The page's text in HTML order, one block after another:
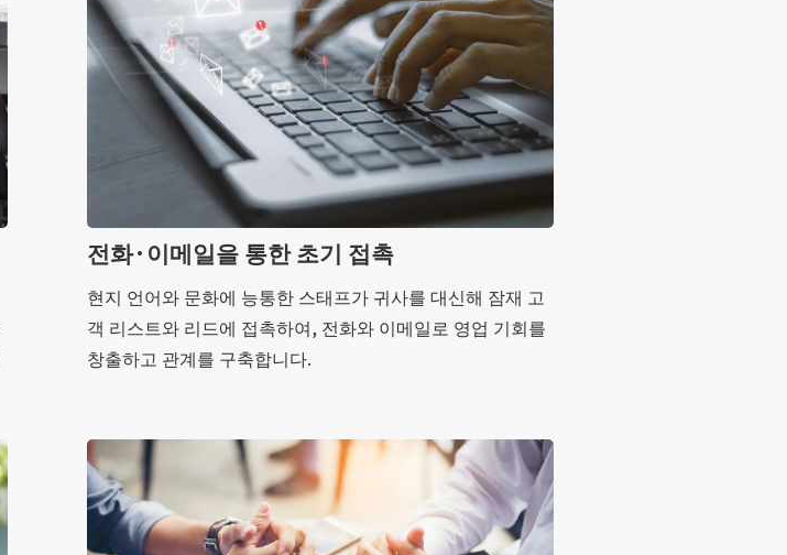
전화·이메일을 통한 초기 접촉
현지 언어와 문화에 능통한 스태프가 귀사를 대신해 잠재 고
객 리스트와 리드에 접촉하여, 전화와 이메일로 영업 기회를
창출하고 관계를 구축합니다.